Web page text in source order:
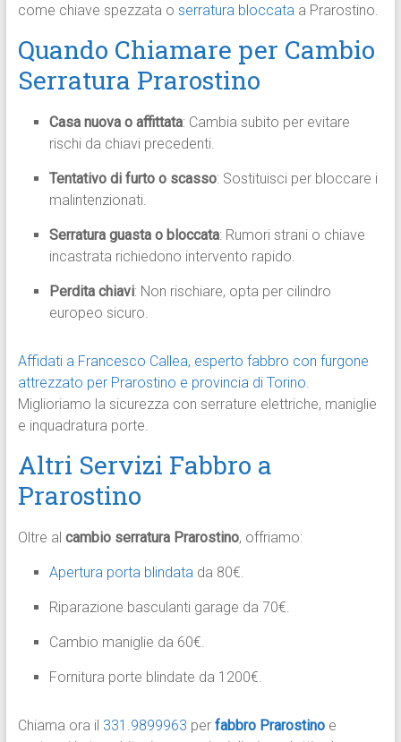
come chiave spezzata o serratura bloccataa Prarostino.
Quando Chiamare per Cambio
Serratura Prarostino
Casa nuova o affittata: Cambia subito per evitare
rischi da chiavi precedenti.
Tentativo di furto o scasso: Sostituisci per bloccare i
malintenzionati.
Serratura guasta o bloccata: Rumori strani o chiave
incastrata richiedono intervento rapido.
Perdita chiavi: Non rischiare, opta per cilindro
europeo sicuro.
Affidati a Francesco Callea, esperto fabbro con furgone
attrezzato per Prarostino e provincia di Torino.
Miglioriamo la sicurezza con serrature elettriche, maniglie
e inquadratura porte.
Altri Servizi Fabbro a
Prarostino
Oltre al cambio serratura Prarostino, offriamo:
Apertura porta blindatada 80€.
Riparazione basculanti garage da 70€.
Cambio maniglie da 60€.
Fornitura porte blindate da 1200€.
Chiama ora il 331.9899963 per fabbro Prarostinoe